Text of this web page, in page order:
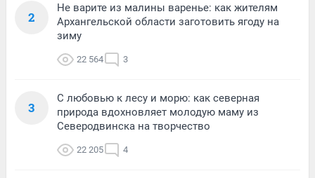
2
Не варите из малины варенье: как жителям
Архангельской области заготовить ягоду на
зиму
22 564 3
3
С любовью к лесу и морю: как северная
природа вдохновляет молодую маму из
Северодвинска на творчество
22 205 4